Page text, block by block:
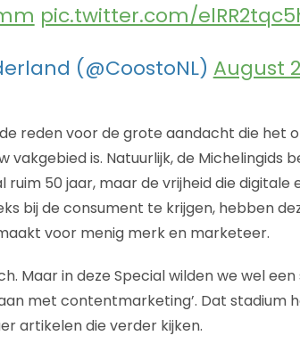
pic.twitter.com/
(@CoostoNL) August
reden voor de grote aandacht die het
vakgebied is. Natuurlijk, de Michelingids
ruim 50 jaar, maar de vrijheid die digitale
bij de consument te krijgen, hebben
voor menig merk en marketeer.
Maar in deze Special wilden we wel
met contentmarketing’. Dat stadium
artikelen die verder kijken.